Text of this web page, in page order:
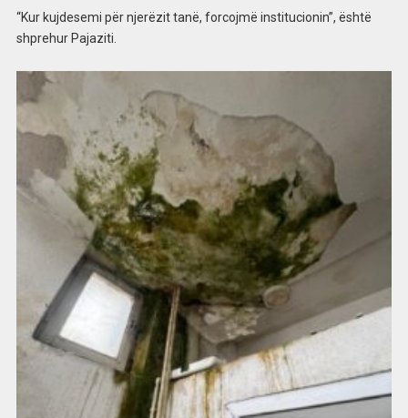
“Kur kujdesemi për njerëzit tanë, forcojmë institucionin”, është
shprehur Pajaziti.